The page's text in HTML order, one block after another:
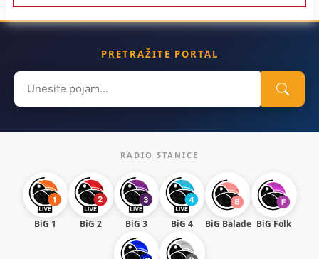
PRETRAŽITE PORTAL
Search
for:
RADIO STANICE
BiG 1 BiG 2 BiG 3 BiG 4 BiG Balade BiG Folk